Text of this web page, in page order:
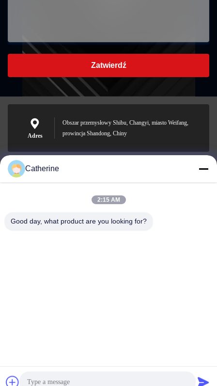
Najlepszą cenę
Zatwierdź
Adres
Obszar przemysłowy Shibu, Changyi, miasto Weifang,
prowincja Shandong, Chiny
padraic@huayumachine.cn
Catherine
2:15 AM
Good day, what product are you looking for?